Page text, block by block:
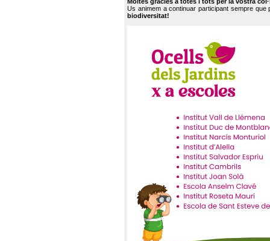
Moltes gràcies a totes i tots per la vostra
Us animem a continuar participant sempre que
biodiversitat!